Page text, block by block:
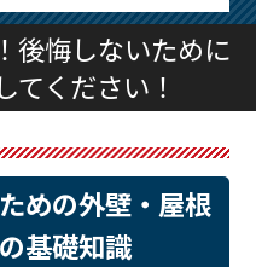
後悔しないために
てください！
めの外壁・屋根
基礎知識